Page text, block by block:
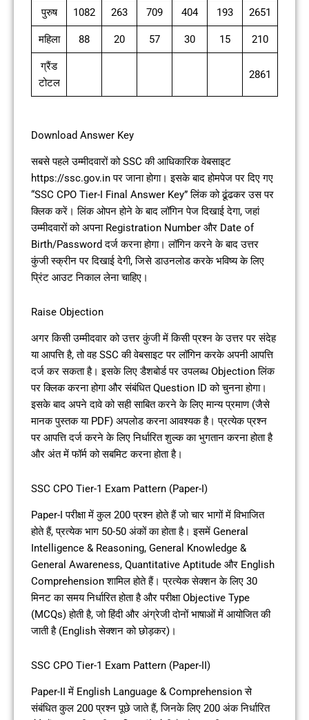
पुरुष 1082 263 709 404 193 2651
महिला 88 20 57 30 15 210
ग्रैंड
टोटल
2861
Download Answer Key
सबसे पहले उम्मीदवारों को SSC की आधिकारिक वेबसाइट
https://ssc.gov.in पर जाना होगा। इसके बाद होमपेज पर दिए गए
“SSC CPO Tier-I Final Answer Key” लिंक को ढूंढकर उस पर
क्लिक करें। लिंक ओपन होने के बाद लॉगिन पेज दिखाई देगा, जहां
उम्मीदवारों को अपना Registration Number और Date of
Birth/Password दर्ज करना होगा। लॉगिन करने के बाद उत्तर
कुंजी स्क्रीन पर दिखाई देगी, जिसे डाउनलोड करके भविष्य के लिए
प्रिंट आउट निकाल लेना चाहिए।
Raise Objection
अगर किसी उम्मीदवार को उत्तर कुंजी में किसी प्रश्न के उत्तर पर संदेह
या आपत्ति है, तो वह SSC की वेबसाइट पर लॉगिन करके अपनी आपत्ति
दर्ज कर सकता है। इसके लिए डैशबोर्ड पर उपलब्ध Objection लिंक
पर क्लिक करना होगा और संबंधित Question ID को चुनना होगा।
इसके बाद अपने दावे को सही साबित करने के लिए मान्य प्रमाण (जैसे
मानक पुस्तक या PDF) अपलोड करना आवश्यक है। प्रत्येक प्रश्न
पर आपत्ति दर्ज करने के लिए निर्धारित शुल्क का भुगतान करना होता है
और अंत में फॉर्म को सबमिट करना होता है।
SSC CPO Tier-1 Exam Pattern (Paper-I)
Paper-I परीक्षा में कुल 200 प्रश्न होते हैं जो चार भागों में विभाजित
होते हैं, प्रत्येक भाग 50-50 अंकों का होता है। इसमें General
Intelligence & Reasoning, General Knowledge &
General Awareness, Quantitative Aptitude और English
Comprehension शामिल होते हैं। प्रत्येक सेक्शन के लिए 30
मिनट का समय निर्धारित होता है और परीक्षा Objective Type
(MCQs) होती है, जो हिंदी और अंग्रेजी दोनों भाषाओं में आयोजित की
जाती है (English सेक्शन को छोड़कर)।
SSC CPO Tier-1 Exam Pattern (Paper-II)
Paper-II में English Language & Comprehension से
संबंधित कुल 200 प्रश्न पूछे जाते हैं, जिनके लिए 200 अंक निर्धारित